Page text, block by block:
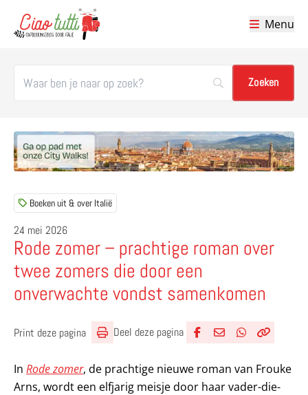
Menu
Boeken uit & over Italië
24 mei 2026
Rode zomer – prachtige roman over
twee zomers die door een
onverwachte vondst samenkomen
Print deze pagina Deel deze pagina
In Rode zomer, de prachtige nieuwe roman van Frouke
Arns, wordt een elfjarig meisje door haar vader-die-